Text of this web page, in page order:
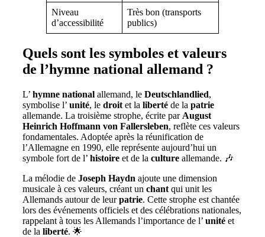
Niveau
d’accessibilité
Très bon (transports
publics)
Quels sont les symboles et valeurs
de l’hymne national allemand ?
L’ hymne national allemand, le Deutschlandlied,
symbolise l’ unité, le droit et la liberté de la patrie
allemande. La troisième strophe, écrite par August
Heinrich Hoffmann von Fallersleben, reflète ces valeurs
fondamentales. Adoptée après la réunification de
l’Allemagne en 1990, elle représente aujourd’hui un
symbole fort de l’ histoire et de la culture allemande. 🎶
La mélodie de Joseph Haydn ajoute une dimension
musicale à ces valeurs, créant un chant qui unit les
Allemands autour de leurpatrie. Cette strophe est chantée
lors des événements officiels et des célébrations nationales,
rappelant à tous les Allemands l’importance de l’ unité et
de la liberté. 🌟